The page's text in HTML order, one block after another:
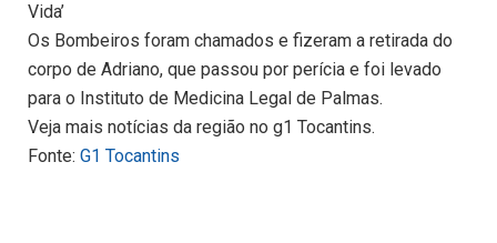
Vida’
Os Bombeiros foram chamados e fizeram a retirada do
corpo de Adriano, que passou por perícia e foi levado
para o Instituto de Medicina Legal de Palmas.
Veja mais notícias da região no g1 Tocantins.
Fonte: G1 Tocantins